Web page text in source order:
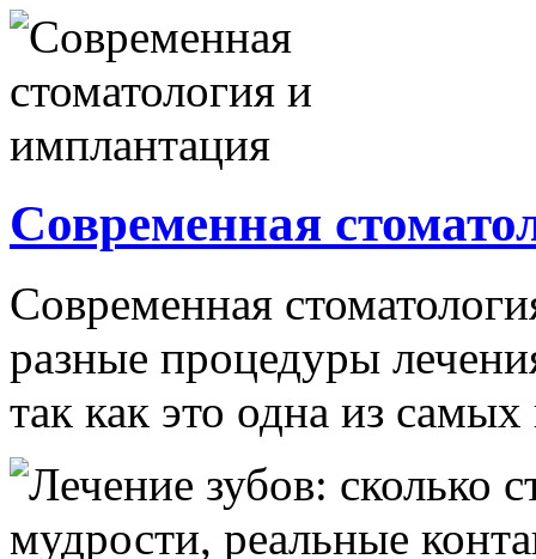
Современная
Современная
разные процедуры
так как это одна из